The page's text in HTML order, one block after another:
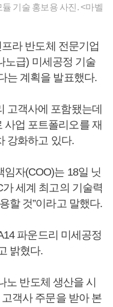
기술 홍보용 사진. <마벨
라 반도체 전문기업
노급) 미세공정 기술
는 계획을 발표했다.
고객사에 포함됐는데
업 포트폴리오를 재
강화하고 있다.
자(COO)는 18일 닛
세계 최고의 기술력
할 것”이라고 말했다.
파운드리 미세공정
밝혔다.
노 반도체 생산을 시
객사 주문을 받아 본